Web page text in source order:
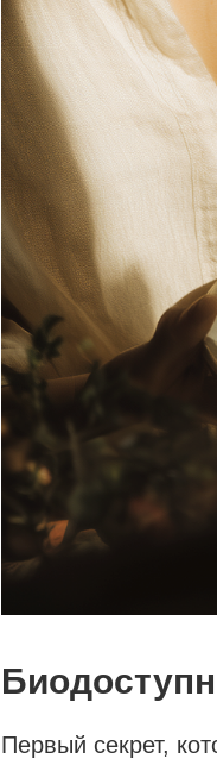
Первый секрет,